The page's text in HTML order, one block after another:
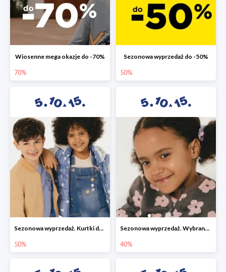
Wiosenne mega okazje do -70%
70%
Sezonowa wyprzedaż do -50%
50%
Sezonowa wyprzedaż. Kurtki do -50%
50%
Sezonowa wyprzedaż. Wybrane modele do -40%
40%